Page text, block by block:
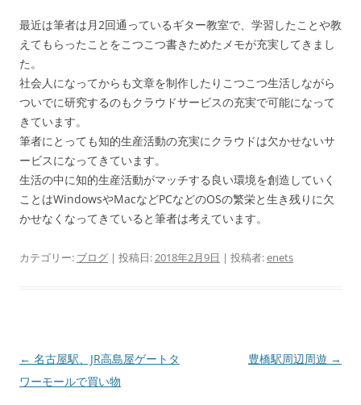
最近は筆者は月2回通っているギター教室で、学習したことや教
えてもらったことをこつこつ書きためたメモが充実してきまし
た。
社会人になってからも文章を制作したりこつこつ生活しながら
ついでに研究するのもクラウドサービスの充実で可能になって
きています。
筆者にとっても知的生産活動の充実にクラウドは欠かせないサ
ービスになってきています。
生活の中に知的生産活動がマッチする良い環境を創造していく
ことはWindowsやMacなどPCなどのOSの繁栄と生き残りに欠
かせなくなってきていると筆者は考えています。
カテゴリー: ブログ | 投稿日:2018年2月9日 | 投稿者:enets
投
稿
← 名古屋駅、JR高島屋ゲートタ
ワーモールで買い物
豊橋駅周辺周遊 →